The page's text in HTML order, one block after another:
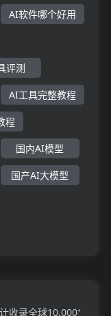
AI软件哪个好用
评测
AI工具完整教程
程
国内AI模型
国产AI大模型
收录全球10,000⁺